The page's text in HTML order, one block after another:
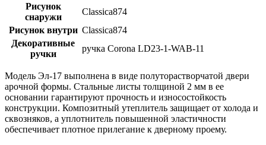
Рисунок
снаружи
Classica874
Рисунок внутри Classica874
Декоративные
ручки
ручка Corona LD23-1-WAB-11
Модель Эл-17 выполнена в виде полуторастворчатой двери
арочной формы. Стальные листы толщиной 2 мм в ее
основании гарантируют прочность и износостойкость
конструкции. Композитный утеплитель защищает от холода и
сквозняков, а уплотнитель повышенной эластичности
обеспечивает плотное прилегание к дверному проему.